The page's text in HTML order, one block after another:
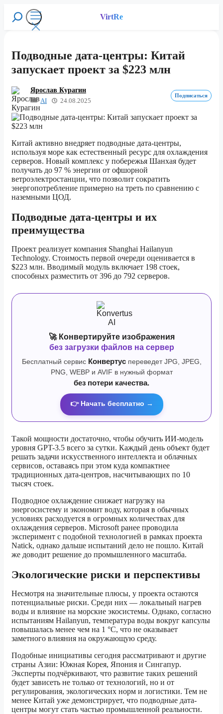
Перейти
содержимому
VirtRe
Меню
Поиск
Подводные дата-центры: Китай
запускает проект за $223 млн
Ярослав Курагин
AI
24.08.2025
Подписаться
Китай активно внедряет подводные дата-центры,
используя море как естественный ресурс для охлаждения
серверов. Новый комплекс у побережья Шанхая будет
получать до 97 % энергии от офшорной
ветроэлектростанции, что позволит сократить
энергопотребление примерно на треть по сравнению с
наземными ЦОД.
Подводные дата-центры и их
преимущества
Проект реализует компания Shanghai Hailanyun
Technology. Стоимость первой очереди оценивается в
$223 млн. Вводимый модуль включает 198 стоек,
способных разместить от 396 до 792 серверов.
🚀 Конвертируйте изображения
без загрузки файлов на сервер
Бесплатный сервис Конвертуспереведет JPG, JPEG,
PNG, WEBP и AVIF в нужный формат
без потери качества.
👉 Начать бесплатно →
Такой мощности достаточно, чтобы обучить ИИ-модель
уровня GPT-3.5 всего за сутки. Каждый день объект будет
решать задачи искусственного интеллекта и облачных
сервисов, оставаясь при этом куда компактнее
традиционных дата-центров, насчитывающих по 10
тысяч стоек.
Подводное охлаждение снижает нагрузку на
энергосистему и экономит воду, которая в обычных
условиях расходуется в огромных количествах для
охлаждения серверов. Microsoft ранее проводила
эксперимент с подобной технологией в рамках проекта
Natick, однако дальше испытаний дело не пошло. Китай
же доводит решение до промышленного масштаба.
Экологические риски и перспективы
Несмотря на значительные плюсы, у проекта остаются
потенциальные риски. Среди них — локальный нагрев
воды и влияние на морские экосистемы. Однако, согласно
испытаниям Hailanyun, температура воды вокруг капсулы
повышалась менее чем на 1 °C, что не оказывает
заметного влияния на окружающую среду.
Подобные инициативы сегодня рассматривают и другие
страны Азии: Южная Корея, Япония и Сингапур.
Эксперты подчёркивают, что развитие таких решений
будет зависеть не только от технологий, но и от
регулирования, экологических норм и логистики. Тем не
менее Китай уже демонстрирует, что подводные дата-
центры могут стать частью промышленной реальности.